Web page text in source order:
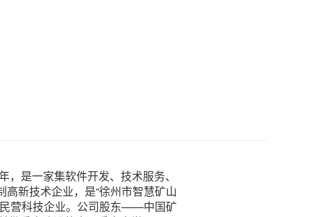
是一家集软件开发、技术服务、
新技术企业，是“徐州市智慧矿山
营科技企业。公司股东——中国矿